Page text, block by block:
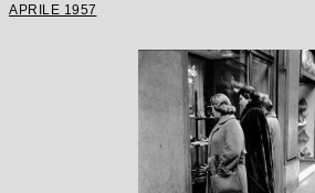
APRILE 1957